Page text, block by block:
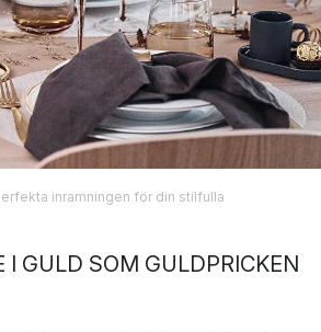
inramningen för din stilfulla
I GULD SOM GULDPRICKEN